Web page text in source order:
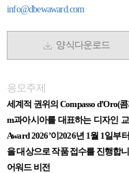
info@dbewaward.com
양식다운로드
응모주제
세계적 권위의 Compasso d’Oro(
m과아시아를 대표하는 디자인
Award 2026’이2026년 1월 1일부
을 대상으로 작품 접수를 진행합
어워드 비전